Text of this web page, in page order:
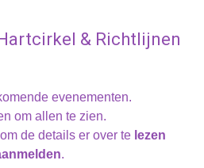
& Richtlijnen
evenementen.
om allen te zien.
de details er over te lezen
.